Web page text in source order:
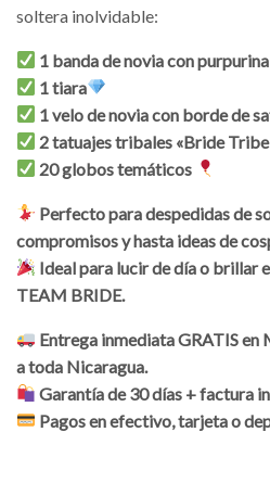
soltera inolvidable:
1 banda de novia con purpurina
1 tiara
1 velo de novia con borde de
2 tatuajes tribales «Bride
20 globos temáticos
Perfecto para despedidas de
compromisos y hasta ideas de
Ideal para lucir de día o brillar
TEAM BRIDE.
Entrega inmediata GRATIS en
a toda Nicaragua.
Garantía de 30 días + factura
Pagos en efectivo, tarjeta o